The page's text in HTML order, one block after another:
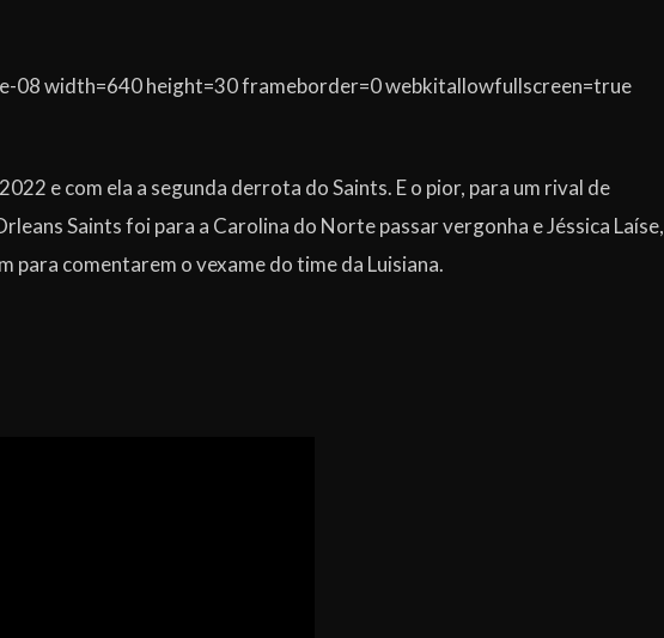
08 width=640 height=30 frameborder=0 webkitallowfullscreen=true
e com ela a segunda derrota do Saints. E o pior, para um rival de
Saints foi para a Carolina do Norte passar vergonha e Jéssica Laíse,
para comentarem o vexame do time da Luisiana.